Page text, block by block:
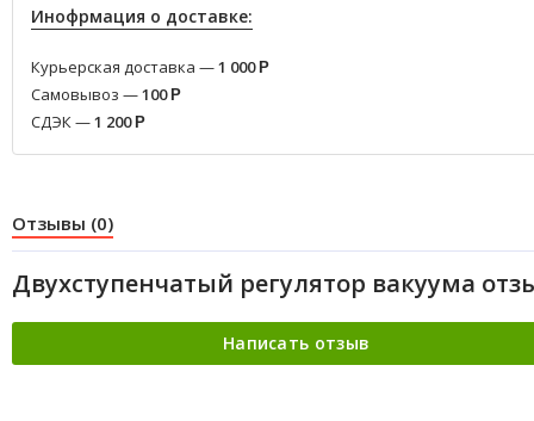
Инофрмация о доставке:
Курьерская доставка —1 000 Р
Самовывоз —100 Р
СДЭК —1 200 Р
Отзывы (0)
Двухступенчатый регулятор вакуума